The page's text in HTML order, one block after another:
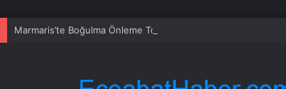
Marmaris’te Boğulma Önleme Toplantısı Yapıldı